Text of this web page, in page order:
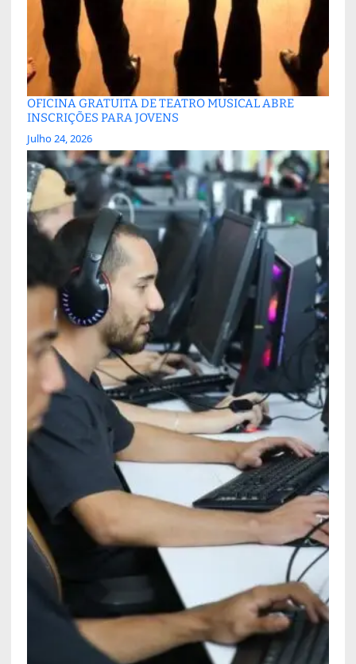
OFICINA GRATUITA DE TEATRO MUSICAL ABRE
INSCRIÇÕES PARA JOVENS
Julho 24, 2026